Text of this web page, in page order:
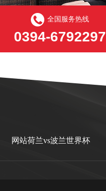
全国服务热线
0394-6792297
网站荷兰vs波兰世界杯